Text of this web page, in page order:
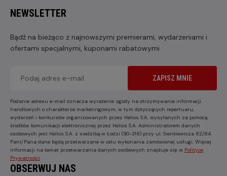
NEWSLETTER
Bądź na bieżąco z najnowszymi premierami, wydarzeniami i
ofertami specjalnymi, kuponami rabatowymi
ZAPISZ MNIE
Podanie adresu e-mail oznacza wyrażenie zgody na otrzymywanie informacji
handlowych o charakterze marketingowym, w tym dotyczących repertuaru,
wydarzeń i konkursów organizowanych przez Helios S.A. wysyłanych za pomocą
środków komunikacji elektronicznej przez Helios S.A. Administratorem danych
osobowych jest Helios S.A. z siedzibą w Łodzi (90-318) przy ul. Sienkiewicza 82/84.
Pani/Pana dane będą przetwarzane w celu wykonania zamówionej usługi. Więcej
informacji na temat przetwarzania danych osobowych znajduje się w Polityce
Prywatności
OBSERWUJ NAS